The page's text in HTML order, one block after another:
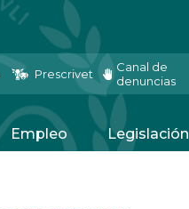
Prescrivet
Canal de
denuncias
Empleo Legislación